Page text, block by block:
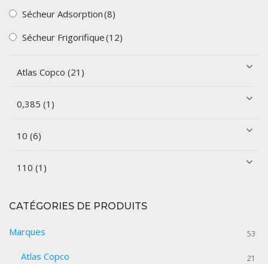
Sécheur Adsorption(8)
Sécheur Frigorifique(12)
CATÉGORIES DE PRODUITS
Marques 53
Atlas Copco 21